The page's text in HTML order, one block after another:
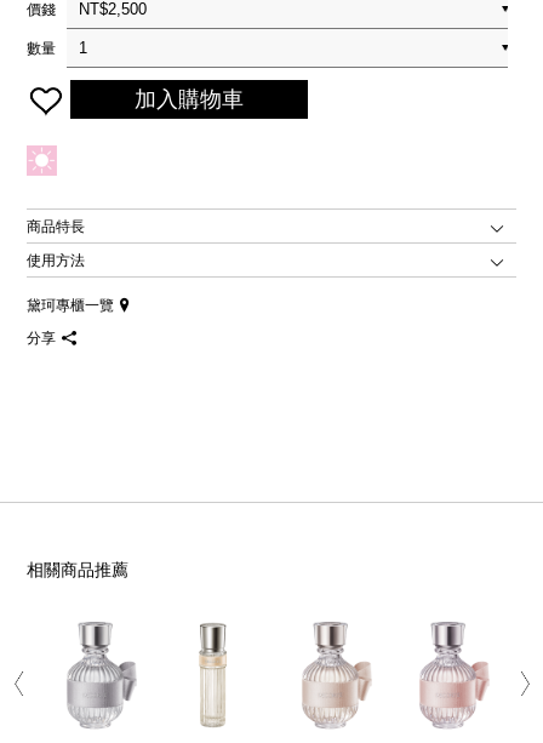
價錢
數量
加入購物車
商品特長
使用方法
黛珂專櫃一覽
分享
相關商品推薦